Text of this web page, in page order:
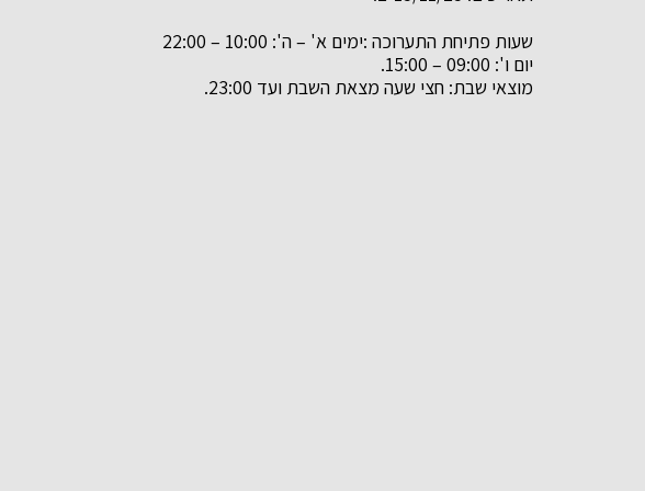
שעות פתיחת התערוכה :ימים א' – ה': 10:00 – 22:00
יום ו': 09:00 – 15:00.
מוצאי שבת: חצי שעה מצאת השבת ועד 23:00.